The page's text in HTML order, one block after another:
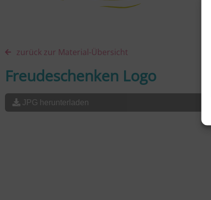
zurück zur Material-Übersicht
Freudeschenken Logo
JPG herunterladen